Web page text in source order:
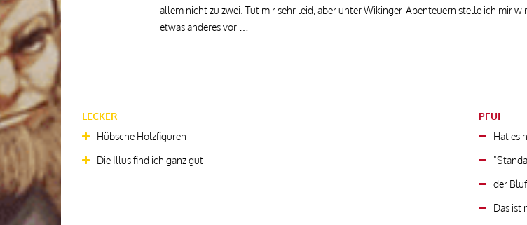
allem nicht zu zwei. Tut mir sehr leid, aber unter Wikinger-Abenteuern stelle ich mir
etwas anderes vor …
LECKER
Hübsche Holzfiguren
Die Illus find ich ganz gut
PFUI
Hat es
der
Das ist